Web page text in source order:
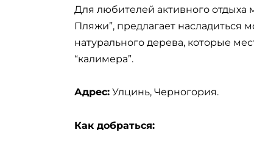
Для любителей активного отдыха
Пляжи”, предлагает насладиться
натурального дерева, которые
“калимера”.
Адрес: Улцинь, Черногория.
Как добраться: